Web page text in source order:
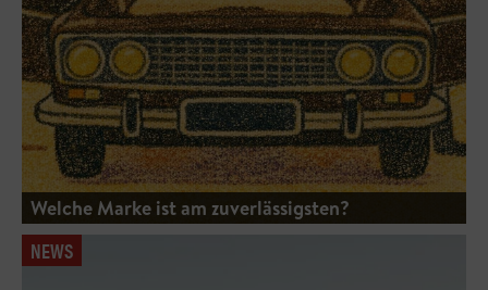
Welche Marke ist am zuverlässigsten?
NEWS